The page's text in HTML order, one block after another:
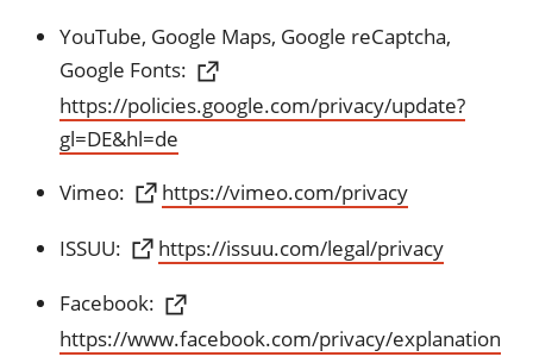
einem
neuen
YouTube, Google Maps, Google reCaptcha,
Google Fonts:
https://policies.google.com/privacy/update?
gl=DE&hl=de
(Öffnet
einem
neuen
Vimeo: https://vimeo.com/privacy
(Öffnet
einem
neuen
ISSUU: https://issuu.com/legal/privacy
(Öffnet
einem
neuen
Facebook:
https://www.facebook.com/privacy/explanation
(Öffnet